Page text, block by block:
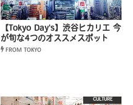
【Tokyo Day's】渋谷ヒカリエ 今
が旬な4つのオススメスポット
FROM TOKYO
CULTURE